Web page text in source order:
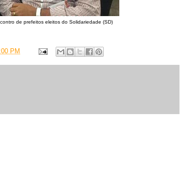
de prefeitos eleitos do Solidariedade (SD)
PM